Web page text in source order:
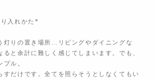
入れかた*
灯りの置き場所…リビングやダイニングな
ると余計に難しく感じてしまいます。でも、
ル。
すだけです。全てを照らそうとしなくてもい